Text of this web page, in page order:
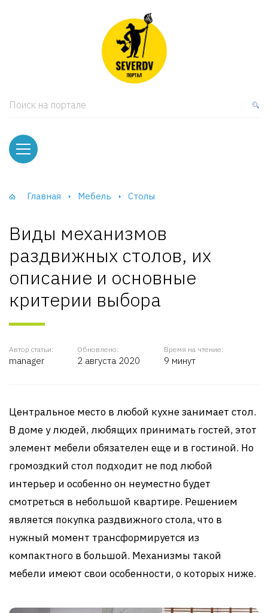
Поиск на портале
Главная Мебель Столы
Виды механизмов
раздвижных столов, их
описание и основные
критерии выбора
Автор статьи:
manager
Обновлено:
2 августа 2020
Время на чтение:
9 минут
Центральное место в любой кухне занимает стол.
В доме у людей, любящих принимать гостей, этот
элемент мебели обязателен еще и в гостиной. Но
громоздкий стол подходит не под любой
интерьер и особенно он неуместно будет
смотреться в небольшой квартире. Решением
является покупка раздвижного стола, что в
нужный момент трансформируется из
компактного в большой. Механизмы такой
мебели имеют свои особенности, о которых ниже.
и тумбы